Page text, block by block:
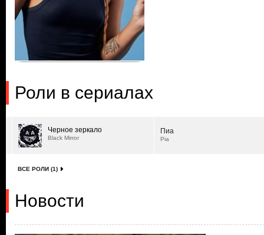
Роли в сериалах
Черное зеркало
Black Mirror
Пиа
Pia
ВСЕ РОЛИ (1)
Новости